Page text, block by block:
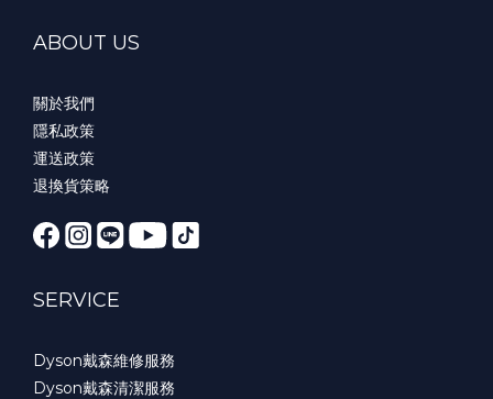
ABOUT US
關於我們
隱私政策
運送政策
退換貨策略
SERVICE
Dyson戴森維修服務
Dyson戴森清潔服務